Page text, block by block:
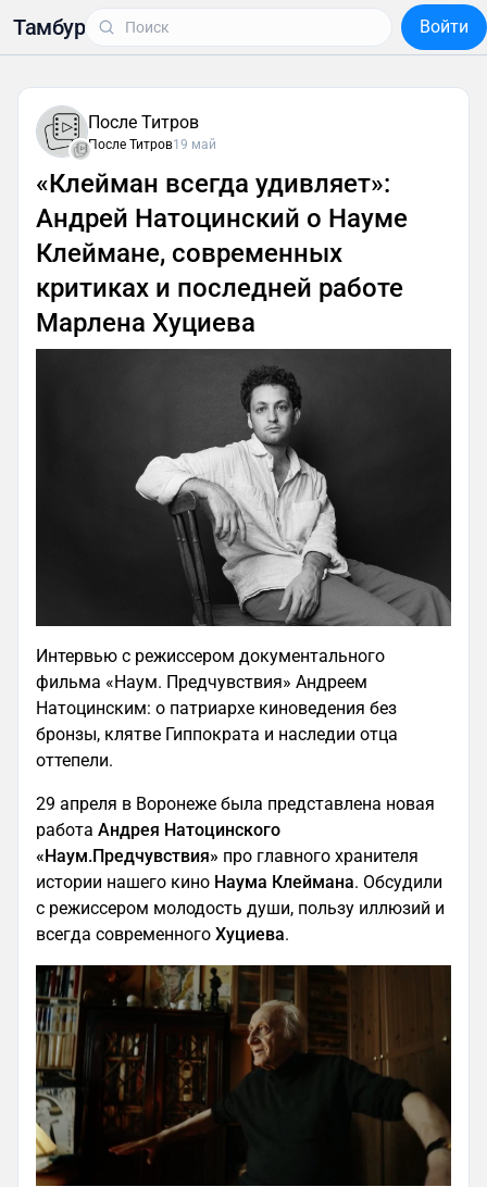
Тамбур Войти
После Титров
После Титров19 май
«Клейман всегда удивляет»:
Андрей Натоцинский о Науме
Клеймане, современных
критиках и последней работе
Марлена Хуциева
Интервью с режиссером документального
фильма «Наум. Предчувствия» Андреем
Натоцинским: о патриархе киноведения без
бронзы, клятве Гиппократа и наследии отца
оттепели.
29 апреля в Воронеже была представлена новая
работа Андрея Натоцинского
«Наум.Предчувствия» про главного хранителя
истории нашего кино Наума Клеймана. Обсудили
с режиссером молодость души, пользу иллюзий и
всегда современного Хуциева.